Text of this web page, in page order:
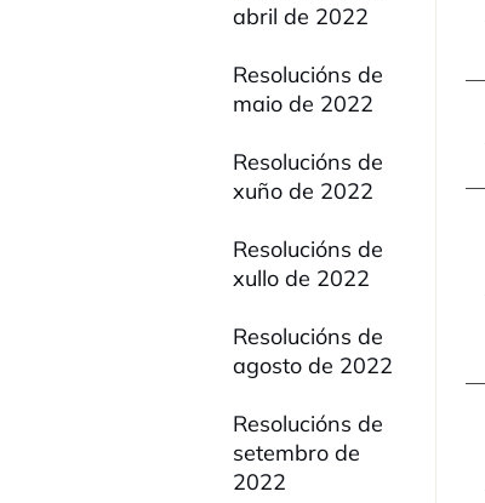
abril de 2022
Resolucións de
maio de 2022
Resolucións de
xuño de 2022
Resolucións de
xullo de 2022
Resolucións de
agosto de 2022
Resolucións de
setembro de
2022